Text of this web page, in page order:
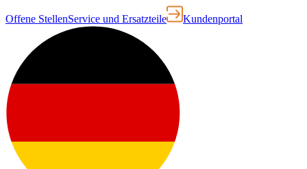
Offene StellenService und Ersatzteile Kundenportal